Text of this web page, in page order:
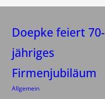
Doepke feiert 70-
jähriges
Firmenjubiläum
Allgemein